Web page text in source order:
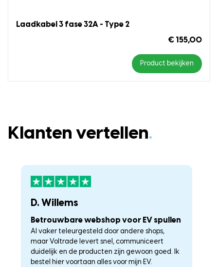
Laadkabel 3 fase 32A - Type 2
€ 155,00
Product bekijken
Klanten vertellen.
D. Willems
Betrouwbare webshop voor EV spullen
Al vaker teleurgesteld door andere shops,
maar Voltrade levert snel, communiceert
duidelijk en de producten zijn gewoon goed. Ik
bestel hier voortaan alles voor mijn EV.